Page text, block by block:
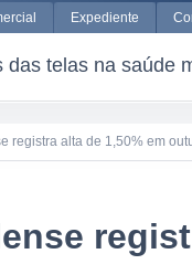
Expediente
telas na saúde
registra alta de 1,50% em